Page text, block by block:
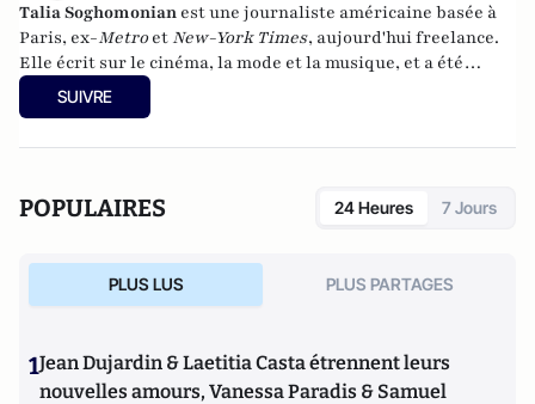
Talia Soghomonian est une journaliste américaine basée à
Paris, ex-Metroet New-York Times, aujourd'hui freelance.
Elle écrit sur le cinéma, la mode et la musique, et a été
publiée dans
Rolling Stone, InStyle, Marie Claire
SUIVRE
POPULAIRES 24 Heures 7 Jours
PLUS LUS PLUS PARTAGES
1Jean Dujardin & Laetitia Casta étrennent leurs
nouvelles amours, Vanessa Paradis & Samuel